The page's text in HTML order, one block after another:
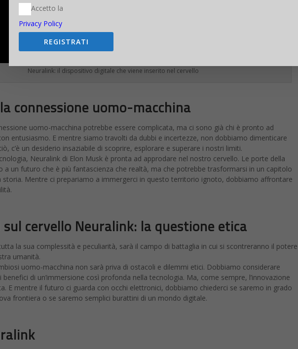
Neuralink: il dispositivo digitale che viene inserito nel cervello
connessione uomo-macchina
uomo-macchina potrebbe essere complicata, ma ci sono già chi è pronto ad
entusiasmo. E mentre siamo travolti da dubbi e incertezze, non dobbiamo dimenticare
c’è un desiderio insaziabile di scoprire, esplorare e superare i nostri limiti.
Neuralink di Elon Musk è pronta ad approdare nel nostro cervello. Le porte della
a un futuro che è più fantascienza che realtà, ma che potrebbe trasformarsi in un capitolo
storia. Mentre ci prepariamo a immergerci in questo territorio ignoto, dobbiamo affrontare
cervello Neuralink: la questione etica
la sua complessità e peculiarità, sarà il campo di battaglia in cui si scontreranno il potere
umanità.
uomo-macchina non sarà priva di ostacoli e dilemmi etici. Dobbiamo considerare
di un’immersione così profonda nella tecnologia. Ma, come sempre, l’innovazione
E mentre il futuro ci guarda con occhi elettronici, dobbiamo chiederci se saremo in grado
frontiera o se saremo semplici burattini di un mondo digitale.
Accetto la
Privacy Policy
REGISTRATI